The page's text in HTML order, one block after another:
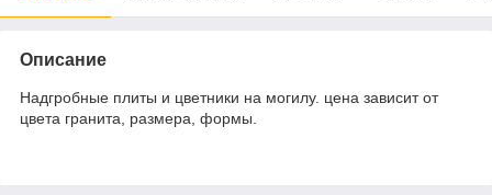
Описание
Надгробные плиты и цветники на могилу. цена зависит от
цвета гранита, размера, формы.